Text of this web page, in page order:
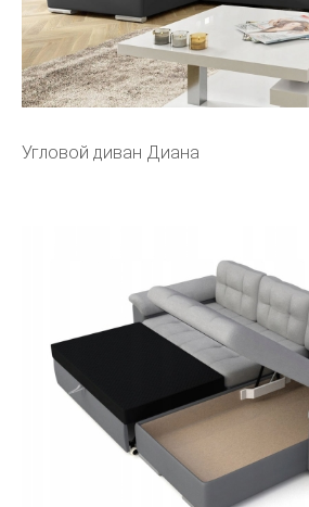
Угловой диван Диана